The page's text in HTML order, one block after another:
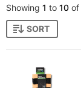
Showing 1 to 10 of
SORT